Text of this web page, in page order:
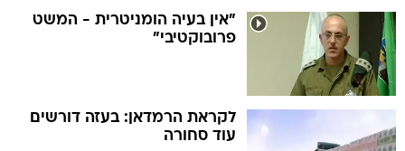
"אין בעיה הומניטרית - המשט
פרובוקטיבי"
לקראת הרמדאן: בעזה דורשים
עוד סחורה